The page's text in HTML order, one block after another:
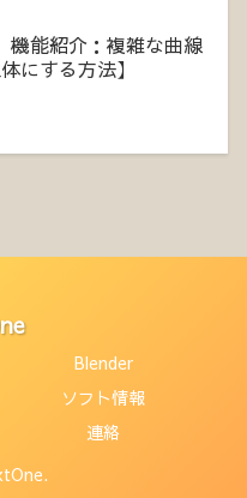
機能紹介：複雑な曲線
にする方法】
Blender
ソフト情報
連絡